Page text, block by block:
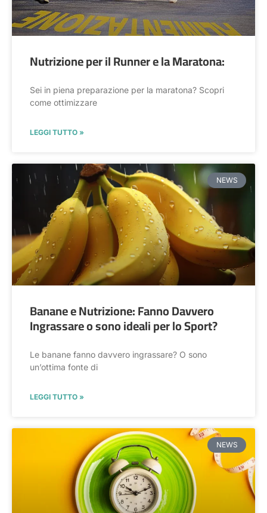
Nutrizione per il Runner e la Maratona:
Sei in piena preparazione per la maratona? Scopri
come ottimizzare
LEGGI TUTTO »
NEWS
Banane e Nutrizione: Fanno Davvero
Ingrassare o sono ideali per lo Sport?
Le banane fanno davvero ingrassare? O sono
un’ottima fonte di
LEGGI TUTTO »
NEWS